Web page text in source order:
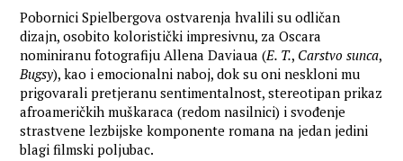
Pobornici Spielbergova ostvarenja hvalili su odličan
dizajn, osobito koloristički impresivnu, za Oscara
nominiranu fotografiju Allena Daviaua (E. T., Carstvo sunca,
Bugsy), kao i emocionalni naboj, dok su oni neskloni mu
prigovarali pretjeranu sentimentalnost, stereotipan prikaz
afroameričkih muškaraca (redom nasilnici) i svođenje
strastvene lezbijske komponente romana na jedan jedini
blagi filmski poljubac.